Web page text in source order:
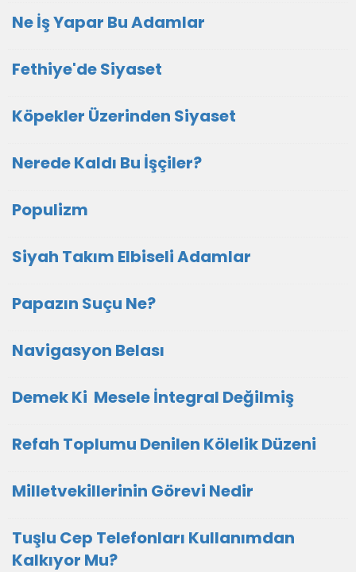
Ne İş Yapar Bu Adamlar
Fethiye'de Siyaset
Köpekler Üzerinden Siyaset
Nerede Kaldı Bu İşçiler?
Populizm
Siyah Takım Elbiseli Adamlar
Papazın Suçu Ne?
Navigasyon Belası
Demek Ki Mesele İntegral Değilmiş
Refah Toplumu Denilen Kölelik Düzeni
Milletvekillerinin Görevi Nedir
Tuşlu Cep Telefonları Kullanımdan
Kalkıyor Mu?